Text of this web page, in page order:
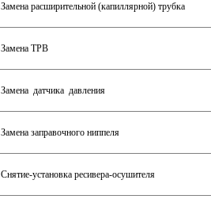
Замена расширительной (капиллярной) трубка
Замена ТРВ
Замена датчика давления
Замена заправочного ниппеля
Снятие-установка ресивера-осушителя